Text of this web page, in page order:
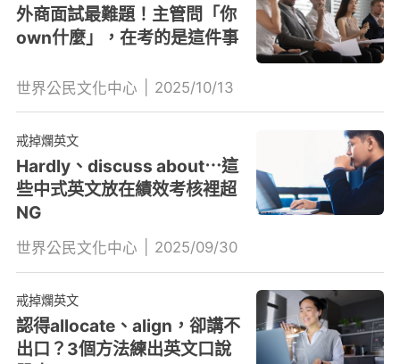
外商面試最難題！主管問「你
own什麼」，在考的是這件事
世界公民文化中心 2025/10/13
戒掉爛英文
Hardly、discuss about⋯這
些中式英文放在績效考核裡超
NG
世界公民文化中心 2025/09/30
戒掉爛英文
認得allocate、align，卻講不
出口？3個方法練出英文口說